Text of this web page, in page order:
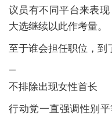
议员有不同平台来表
大选继续以此作考量。
至于谁会担任职位，到
—
不排除出现女性首长
行动党一直强调性别